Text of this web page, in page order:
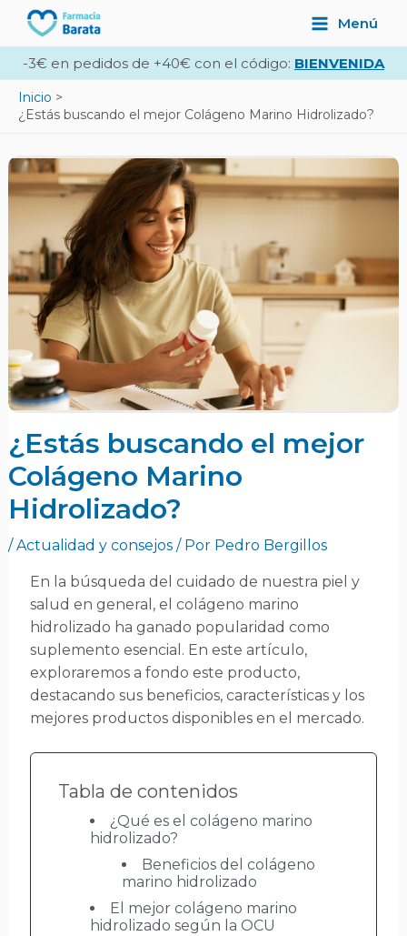
contenido
Main
Menu
Menú
-3€ en pedidos de +40€ con el código: BIENVENIDA
Inicio
¿Estás buscando el mejor Colágeno Marino Hidrolizado?
¿Estás buscando el mejor
Colágeno Marino
Hidrolizado?
/Actualidad y consejos/ Por Pedro Bergillos
En la búsqueda del cuidado de nuestra piel y
salud en general, el colágeno marino
hidrolizado ha ganado popularidad como
suplemento esencial. En este artículo,
exploraremos a fondo este producto,
destacando sus beneficios, características y los
mejores productos disponibles en el mercado.
Tabla de contenidos
¿Qué es el colágeno marino
hidrolizado?
Beneficios del colágeno
marino hidrolizado
El mejor colágeno marino
hidrolizado según la OCU
Navegación
de
entradas